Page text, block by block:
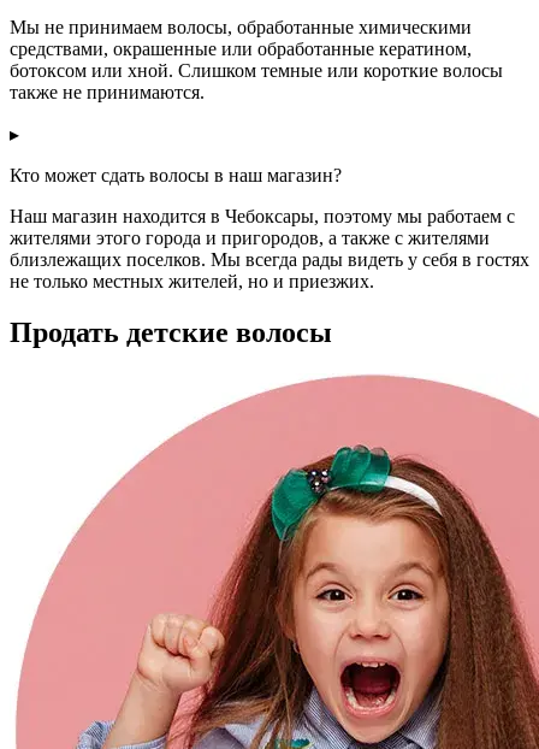
Мы не принимаем волосы, обработанные химическими
средствами, окрашенные или обработанные кератином,
ботоксом или хной. Слишком темные или короткие волосы
также не принимаются.
▸
Кто может сдать волосы в наш магазин?
Наш магазин находится в Чебоксары, поэтому мы работаем с
жителями этого города и пригородов, а также с жителями
близлежащих поселков. Мы всегда рады видеть у себя в гостях
не только местных жителей, но и приезжих.
Продать детские волосы